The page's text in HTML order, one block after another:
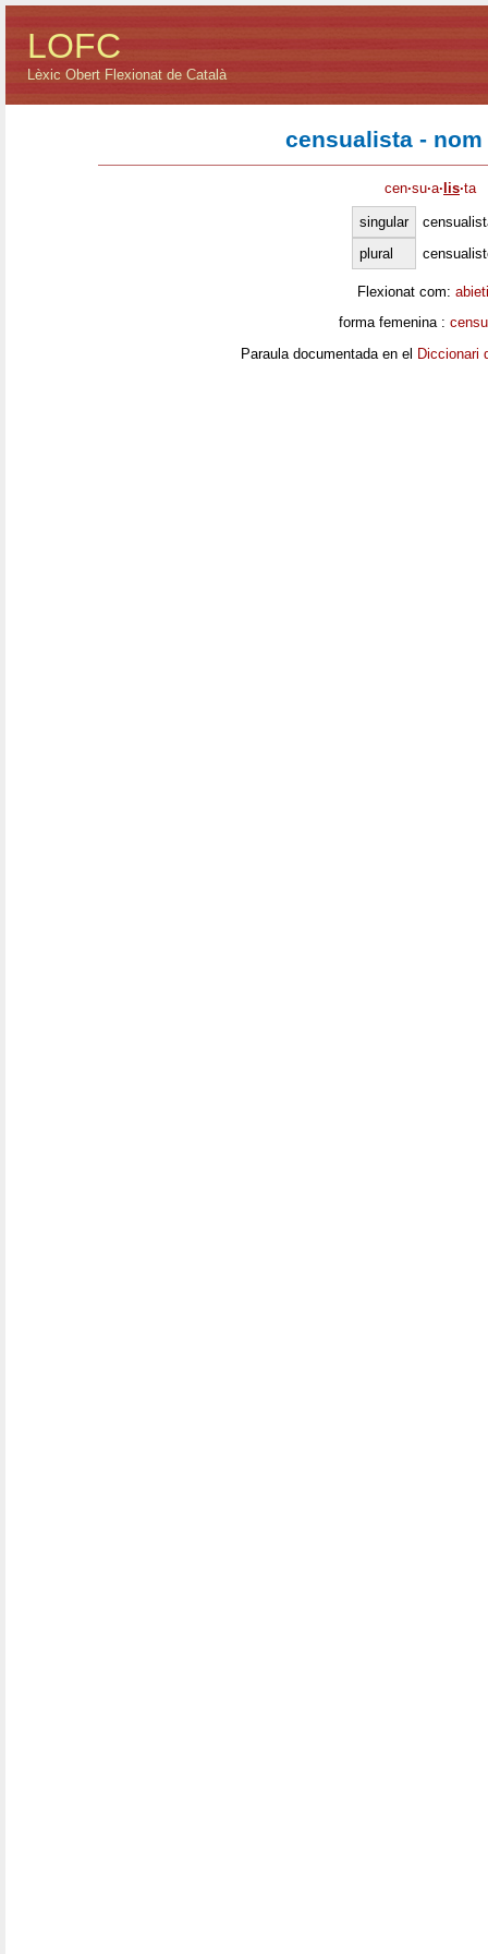
LOFC
Lèxic Obert Flexionat de Català
censualista -
cen·su·a· lis·ta
singular
plural
Flexionat com:
forma femenina :
Paraula documentada en el Diccionari